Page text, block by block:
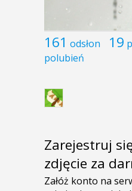
161 odsłon 19
polubień
Zarejestruj
zdjęcie za